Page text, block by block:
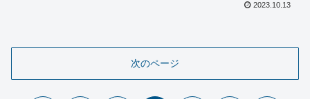
2023.10.13
次のページ